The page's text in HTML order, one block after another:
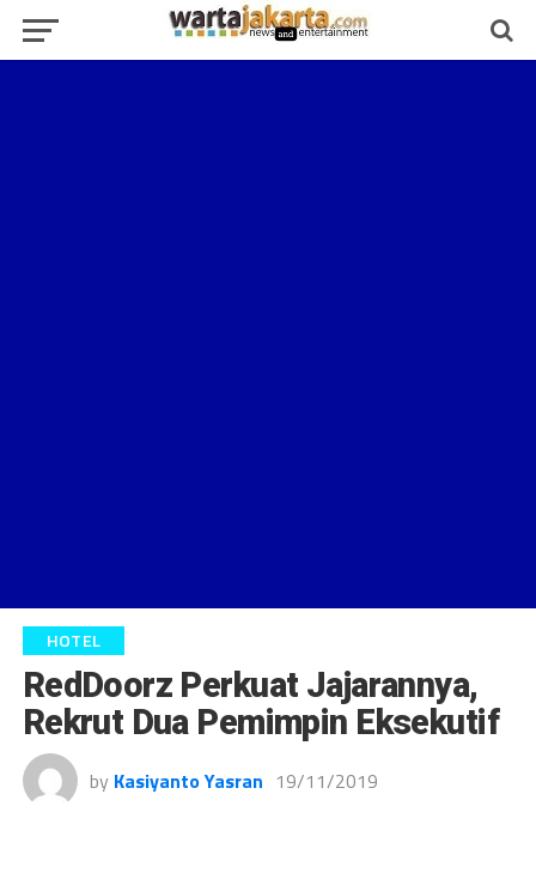
HOTEL
RedDoorz Perkuat Jajarannya,
Rekrut Dua Pemimpin Eksekutif
by Kasiyanto Yasran 19/11/2019